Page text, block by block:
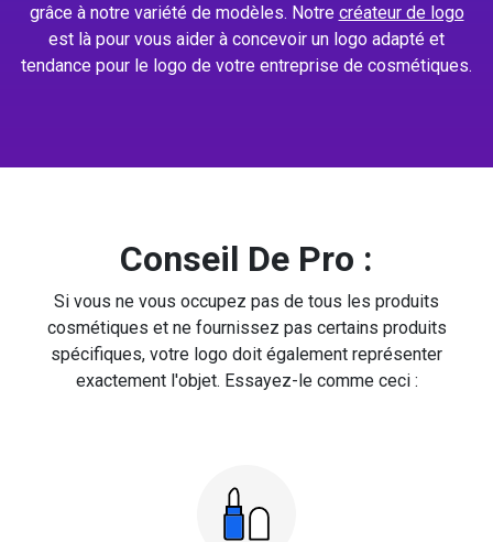
grâce à notre variété de modèles. Notre créateur de logo
est là pour vous aider à concevoir un logo adapté et
tendance pour le logo de votre entreprise de cosmétiques.
Conseil De Pro :
Si vous ne vous occupez pas de tous les produits
cosmétiques et ne fournissez pas certains produits
spécifiques, votre logo doit également représenter
exactement l'objet. Essayez-le comme ceci :